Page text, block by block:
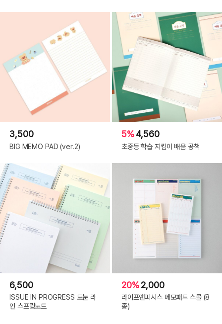
3,500
BIG MEMO PAD (ver.2)
5%4,560
초중등 학습 지킴이 배움 공책
6,500
ISSUE IN PROGRESS 모눈 라
인 스프링노트
20%2,000
라이프앤피시스 메모패드 스몰 (8
종)